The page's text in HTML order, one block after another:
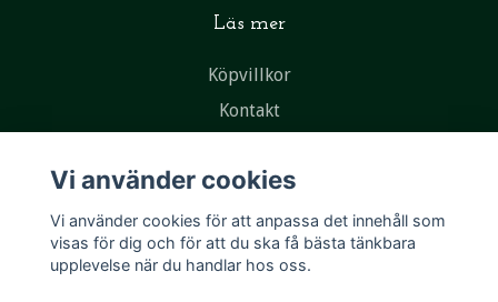
Läs mer
Köpvillkor
Kontakt
Vi använder cookies
Vi använder cookies för att anpassa det innehåll som
visas för dig och för att du ska få bästa tänkbara
upplevelse när du handlar hos oss.